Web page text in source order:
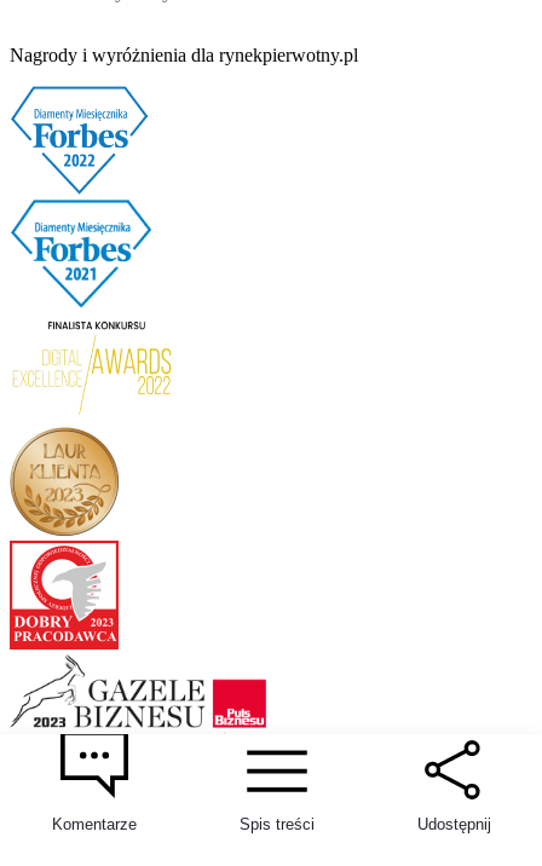
Komentarze Spis treści Udostępnij
Nagrody i wyróżnienia dla rynekpierwotny.pl